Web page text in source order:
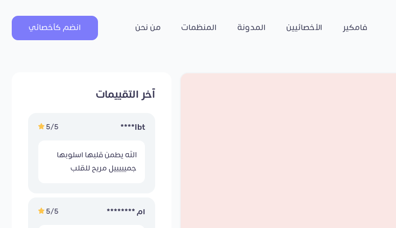
فامكير الأخصائيين المدونة المنظمات من نحن انضم كأخصائي
آخر التقييمات
Ibt****
5/5
الله يطمن قلبها اسلوبها
جميييييل مريح للقلب
ام ******** 5/5